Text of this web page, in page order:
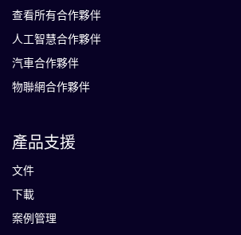
查看所有合作夥伴
人工智慧合作夥伴
汽車合作夥伴
物聯網合作夥伴
產品支援
文件
下載
案例管理